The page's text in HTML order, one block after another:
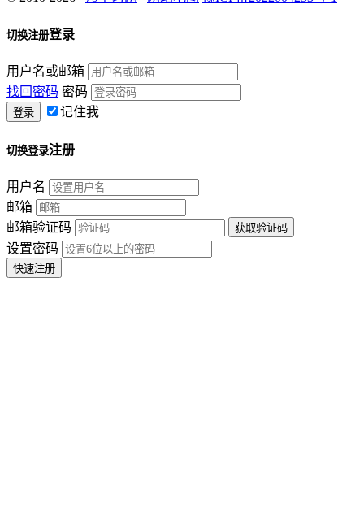
切换注册登录
用户名或邮箱
找回密码 密码
记住我
切换登录注册
用户名
邮箱
邮箱验证码
设置密码